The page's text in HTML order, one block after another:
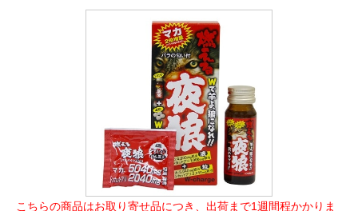
こちらの商品はお取り寄せ品につき、出荷まで1週間程かかりま